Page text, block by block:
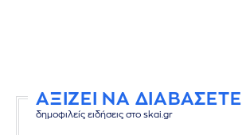
ΑΞΙΖΕΙ ΝΑ ΔΙΑΒΑΣΕΤΕ
δημοφιλείς ειδήσεις στο skai.gr